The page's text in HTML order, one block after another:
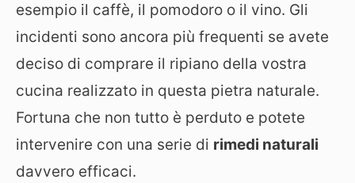
esempio il caffè, il pomodoro o il vino. Gli
incidenti sono ancora più frequenti se avete
deciso di comprare il ripiano della vostra
cucina realizzato in questa pietra naturale.
Fortuna che non tutto è perduto e potete
intervenire con una serie di rimedi naturali
davvero efficaci.